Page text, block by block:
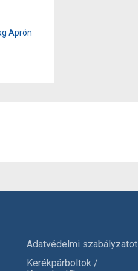
Aprón
Adatvédelmi szabályzatot
Kerékpárboltok /